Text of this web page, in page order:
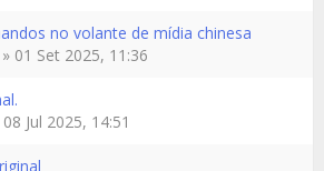
no volante de mídia chinesa
» 01 Set 2025, 11:36
08 Jul 2025, 14:51